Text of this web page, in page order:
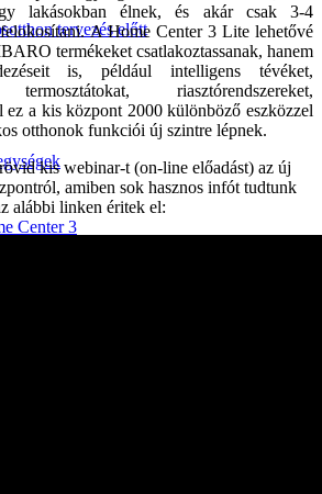
tervezés előtt
Center 3
lakásokban élnek, és akár csak 3-4
A Home Center 3 Lite lehetővé
termékeket csatlakoztassanak, hanem
is, például intelligens tévéket,
termosztátokat, riasztórendszereket,
ez a kis központ 2000 különböző eszközzel
otthonok funkciói új szintre lépnek.
kis webinar-t (on-line előadást) az új
amiben sok hasznos infót tudtunk
alábbi linken éritek el: